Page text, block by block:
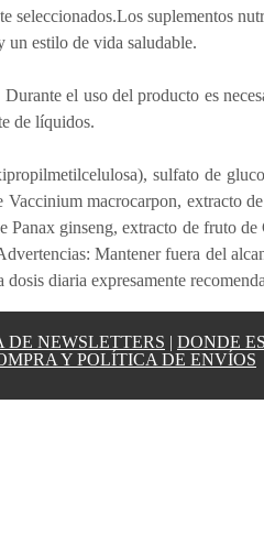
seleccionados.Los suplementos
un estilo de vida saludable.
el uso del producto es
de líquidos.
sulfato de
Vaccinium macrocarpon, extracto
ginseng, extracto de fruto
Mantener fuera del
diaria expresamente
DE NEWSLETTERS | DONDE
Y POLÍTICA DE ENVÍOS